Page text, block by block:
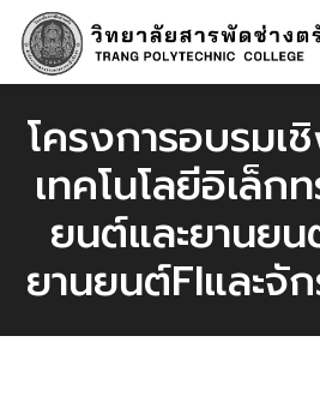
โครงการอบรมเ
เทคโนโลยีอิเล็ก
ยนต์และยานย
ยานยนต์FIและจั